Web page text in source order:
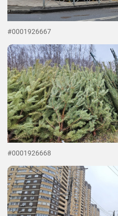
#0001926667
#0001926668